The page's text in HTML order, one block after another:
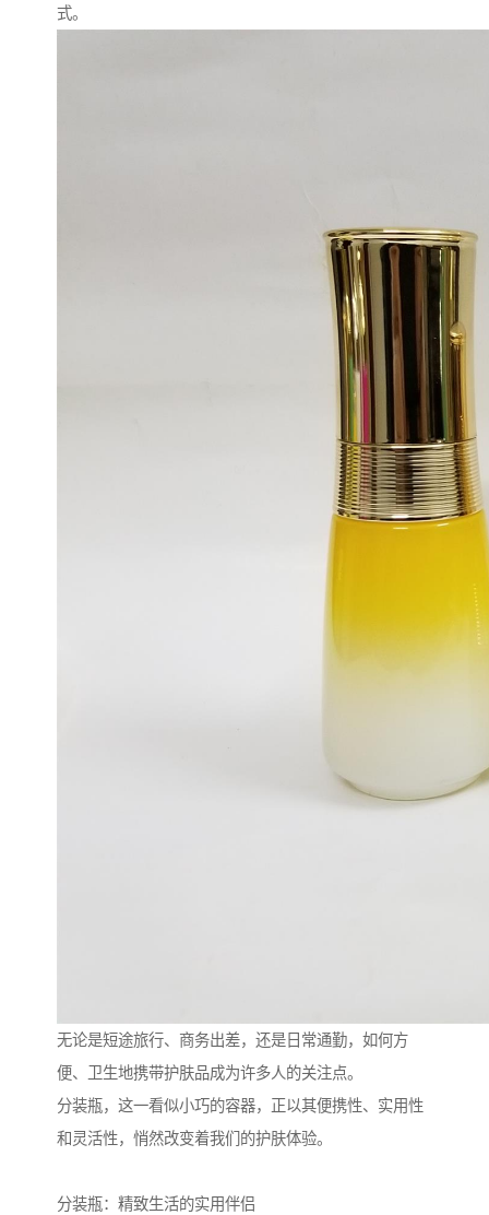
式。
无论是短途旅行、商务出差，还是日常通勤，如何方
便、卫生地携带护肤品成为许多人的关注点。
分装瓶，这一看似小巧的容器，正以其便携性、实用性
和灵活性，悄然改变着我们的护肤体验。
分装瓶：精致生活的实用伴侣